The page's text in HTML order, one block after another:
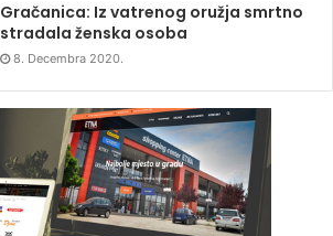
Gračanica: Iz vatrenog oružja smrtno
stradala ženska osoba
8. Decembra 2020.